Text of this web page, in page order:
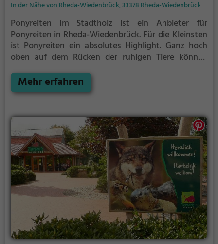
In der Nähe von Rheda-Wiedenbrück, 33378 Rheda-Wiedenbrück
Ponyreiten Im Stadtholz ist ein Anbieter für
Ponyreiten in Rheda-Wiedenbrück. Für die Kleinsten
ist Ponyreiten ein absolutes Highlight. Ganz hoch
oben auf dem Rücken der ruhigen Tiere können
Umgebung von Rheda-Wiedenbrück reiten.
Mehr erfahren